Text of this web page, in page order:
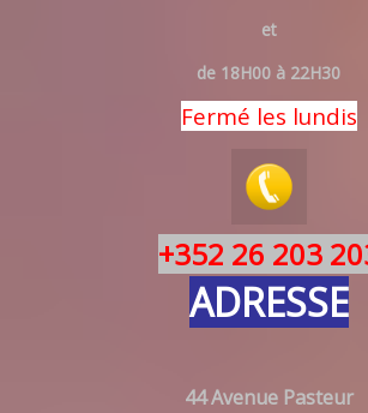
et
de 18H00 à 22H30
Fermé les lundis
+352 26 203
ADRESSE
44 Avenue Pasteur